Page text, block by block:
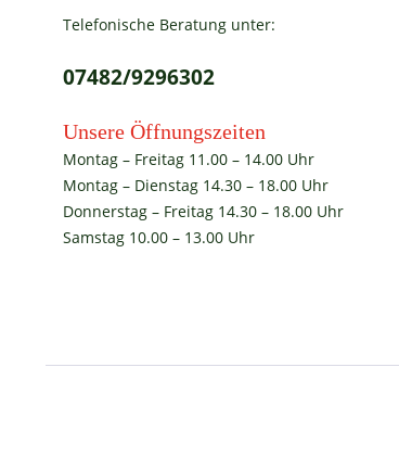
Telefonische Beratung unter:
07482/9296302
Unsere Öffnungszeiten
Montag – Freitag 11.00 – 14.00 Uhr
Montag – Dienstag 14.30 – 18.00 Uhr
Donnerstag – Freitag 14.30 – 18.00 Uhr
Samstag 10.00 – 13.00 Uhr